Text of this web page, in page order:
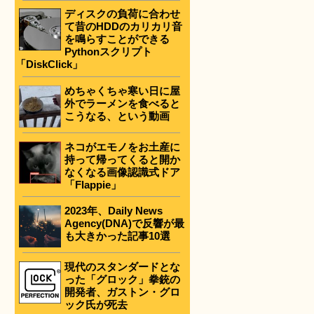
ディスクの負荷に合わせ
て昔のHDDのカリカリ音
を鳴らすことができる
Pythonスクリプト
「DiskClick」
めちゃくちゃ寒い日に屋
外でラーメンを食べると
こうなる、という動画
ネコがエモノをお土産に
持って帰ってくると開か
なくなる画像認識式ドア
「Flappie」
2023年、Daily News
Agency(DNA)で反響が最
も大きかった記事10選
現代のスタンダードとな
った「グロック」拳銃の
開発者、ガストン・グロ
ック氏が死去